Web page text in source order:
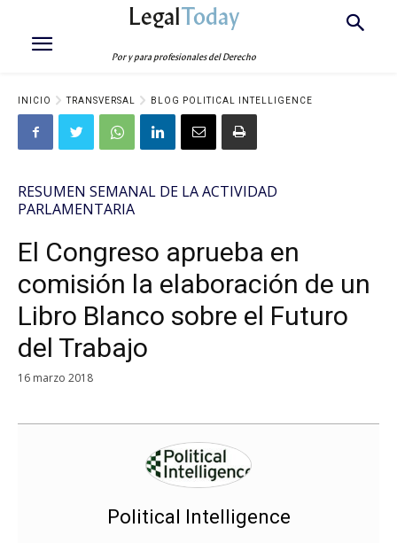
LegalToday
Por y para profesionales del Derecho
INICIO TRANSVERSAL BLOG POLITICAL INTELLIGENCE
RESUMEN SEMANAL DE LA ACTIVIDAD
PARLAMENTARIA
El Congreso aprueba en
comisión la elaboración de un
Libro Blanco sobre el Futuro
del Trabajo
16 marzo 2018
Political Intelligence